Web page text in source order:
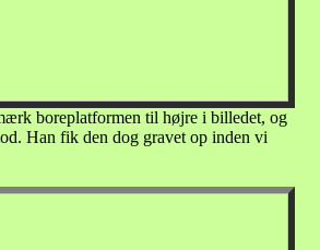
boreplatformen til højre i billedet, og
Han fik den dog gravet op inden vi